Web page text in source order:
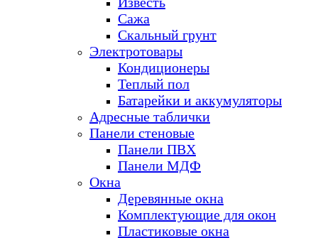
Сажа
Скальный грунт
Электротовары
Кондиционеры
Теплый пол
Батарейки и аккумуляторы
Адресные таблички
Панели стеновые
Панели ПВХ
Панели МДФ
Окна
Деревянные окна
Комплектующие для окон
Пластиковые окна